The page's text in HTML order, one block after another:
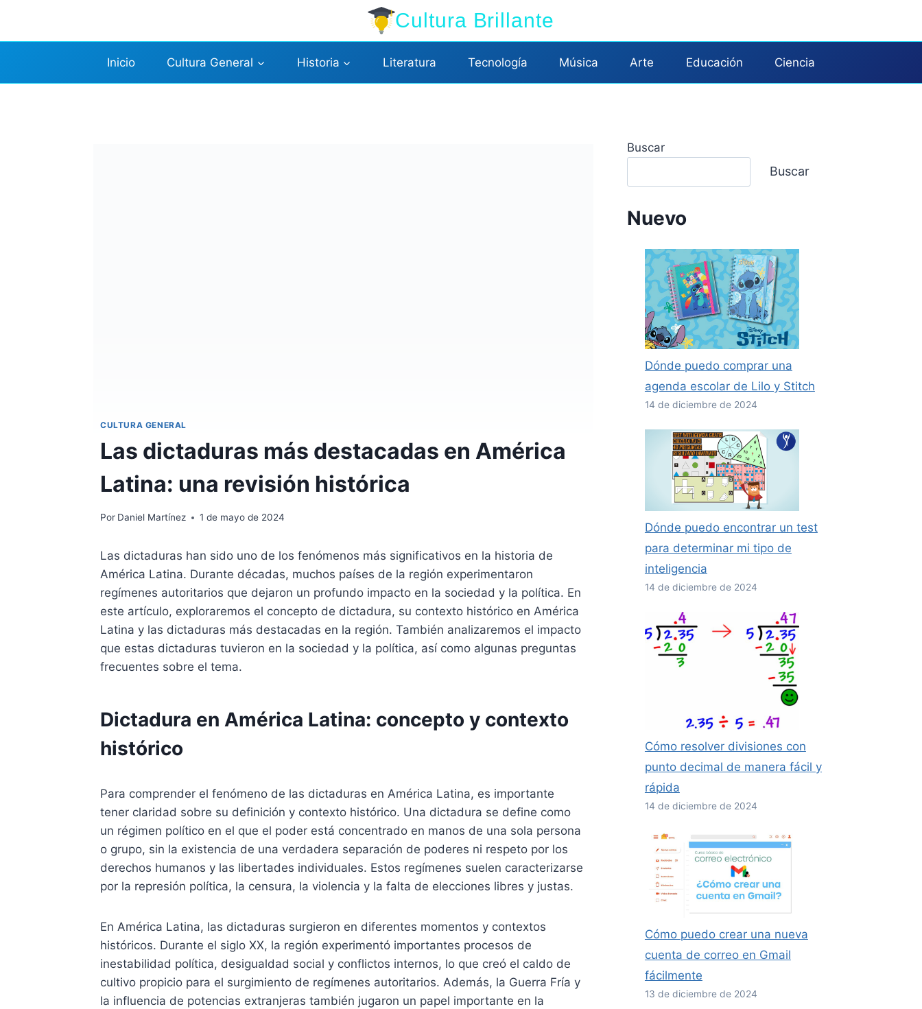
contenido
Cultura Brillante
Inicio Cultura General Historia Literatura Tecnología Música Arte Educación Ciencia
CULTURA GENERAL
Las dictaduras más destacadas en América
Latina: una revisión histórica
Por Daniel Martínez 1 de mayo de 2024
Las dictaduras han sido uno de los fenómenos más significativos en la historia de
América Latina. Durante décadas, muchos países de la región experimentaron
regímenes autoritarios que dejaron un profundo impacto en la sociedad y la política. En
este artículo, exploraremos el concepto de dictadura, su contexto histórico en América
Latina y las dictaduras más destacadas en la región. También analizaremos el impacto
que estas dictaduras tuvieron en la sociedad y la política, así como algunas preguntas
frecuentes sobre el tema.
Dictadura en América Latina: concepto y contexto
histórico
Para comprender el fenómeno de las dictaduras en América Latina, es importante
tener claridad sobre su definición y contexto histórico. Una dictadura se define como
un régimen político en el que el poder está concentrado en manos de una sola persona
o grupo, sin la existencia de una verdadera separación de poderes ni respeto por los
derechos humanos y las libertades individuales. Estos regímenes suelen caracterizarse
por la represión política, la censura, la violencia y la falta de elecciones libres y justas.
En América Latina, las dictaduras surgieron en diferentes momentos y contextos
históricos. Durante el siglo XX, la región experimentó importantes procesos de
inestabilidad política, desigualdad social y conflictos internos, lo que creó el caldo de
cultivo propicio para el surgimiento de regímenes autoritarios. Además, la Guerra Fría y
la influencia de potencias extranjeras también jugaron un papel importante en la
Buscar
Buscar
Nuevo
Dónde puedo comprar una
agenda escolar de Lilo y Stitch
14 de diciembre de 2024
Dónde puedo encontrar un test
para determinar mi tipo de
inteligencia
14 de diciembre de 2024
Cómo resolver divisiones con
punto decimal de manera fácil y
rápida
14 de diciembre de 2024
Cómo puedo crear una nueva
cuenta de correo en Gmail
fácilmente
13 de diciembre de 2024